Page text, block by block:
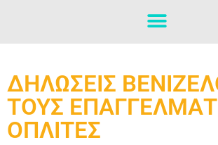
ΔΗΛΩΣΕΙΣ
ΤΟΥΣ
ΟΠΛΙΤΕΣ